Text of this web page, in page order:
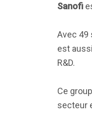
Sanofi
Avec 49
est
R&D.
Ce
secteur